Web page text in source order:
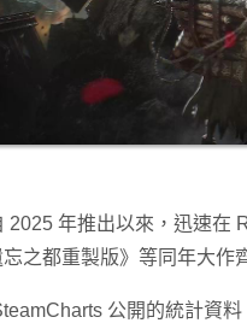
2025 年推出以來，迅速在
忘之都重製版》等同年大
公開的統計資